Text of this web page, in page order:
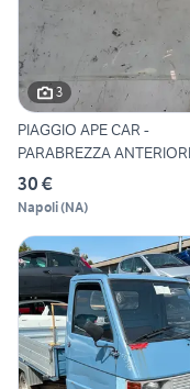
3
PIAGGIO APE CAR -
PARABREZZA
30 €
Napoli(NA)